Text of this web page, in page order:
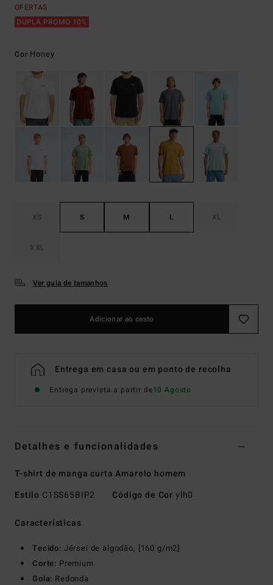
OFERTAS
DUPLA PROMO 10%
Cor Honey
XS S M L XL
XXL
Ver guia de tamanhos
Adicionar ao cesto
Entrega em casa ou em ponto de recolha
Entrega prevista a partir de10 Agosto
Detalhes e funcionalidades
T-shirt de manga curta Amarelo homem
Estilo C1SS65BIP2 Código de Cor ylh0
Características
Tecido: Jérsei de algodão, [160 g/m2]
Corte: Premium
Gola: Redonda